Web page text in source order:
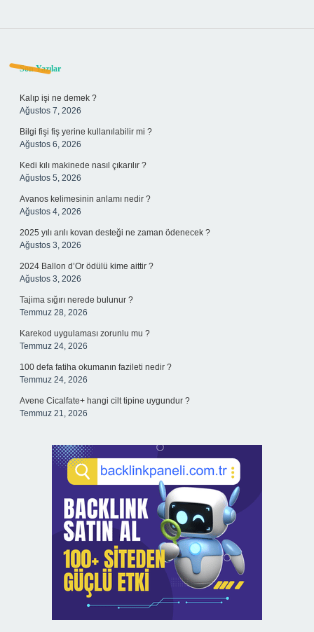
Sidebar
Son Yazılar
Kalıp işi ne demek ?
Ağustos 7, 2026
Bilgi fişi fiş yerine kullanılabilir mi ?
Ağustos 6, 2026
Kedi kılı makinede nasıl çıkarılır ?
Ağustos 5, 2026
Avanos kelimesinin anlamı nedir ?
Ağustos 4, 2026
2025 yılı arılı kovan desteği ne zaman ödenecek ?
Ağustos 3, 2026
2024 Ballon d’Or ödülü kime aittir ?
Ağustos 3, 2026
Tajima sığırı nerede bulunur ?
Temmuz 28, 2026
Karekod uygulaması zorunlu mu ?
Temmuz 24, 2026
100 defa fatiha okumanın fazileti nedir ?
Temmuz 24, 2026
Avene Cicalfate+ hangi cilt tipine uygundur ?
Temmuz 21, 2026